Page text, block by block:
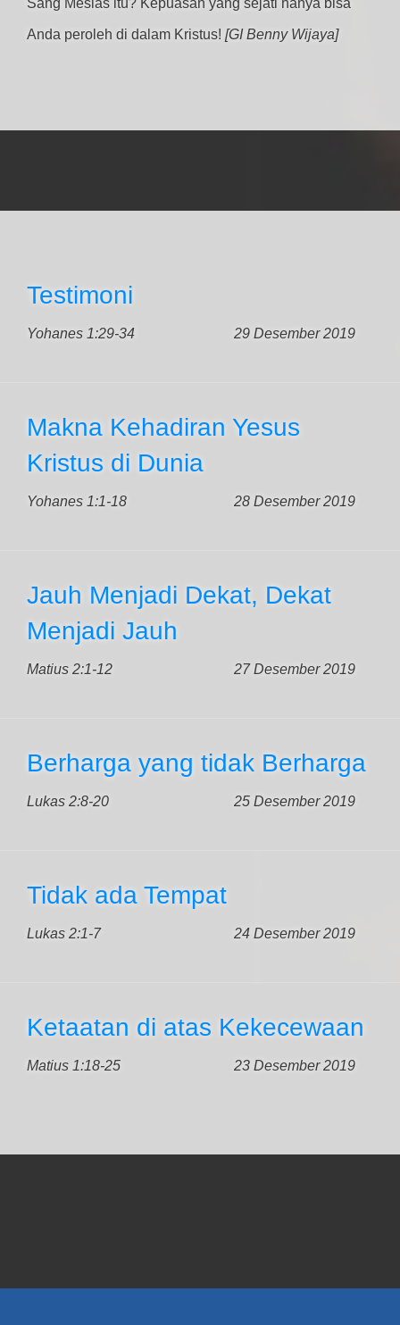
Sang Mesias itu? Kepuasan yang sejati hanya bisa
Anda peroleh di dalam Kristus! [GI Benny Wijaya]
Testimoni
Yohanes 1:29-34 29 Desember 2019
Makna Kehadiran Yesus
Kristus di Dunia
Yohanes 1:1-18 28 Desember 2019
Jauh Menjadi Dekat, Dekat
Menjadi Jauh
Matius 2:1-12 27 Desember 2019
Berharga yang tidak Berharga
Lukas 2:8-20 25 Desember 2019
Tidak ada Tempat
Lukas 2:1-7 24 Desember 2019
Ketaatan di atas Kekecewaan
Matius 1:18-25 23 Desember 2019